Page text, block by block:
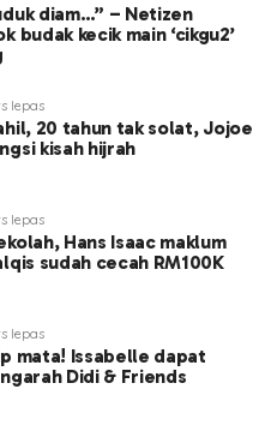
diam…” – Netizen
budak kecik main ‘cikgu2’
lepas
20 tahun tak solat, Jojoe
kisah hijrah
lepas
Hans Isaac maklum
sudah cecah RM100K
lepas
mata! Issabelle dapat
Didi & Friends